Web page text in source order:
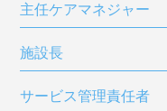
主任ケアマネジャー
施設長
サービス管理責任者